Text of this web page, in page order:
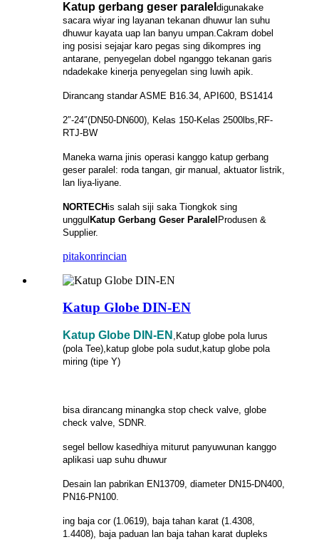
Katup gerbang geser paralel digunakake
sacara wiyar ing layanan tekanan dhuwur lan suhu
dhuwur kayata uap lan banyu umpan. Cakram dobel
ing posisi sejajar karo pegas sing dikompres ing
antarane, penyegelan dobel nganggo tekanan garis
ndadekake kinerja penyegelan sing luwih apik.
Dirancang standar ASME B16.34, API600, BS1414
2″-24″(DN50-DN600), Kelas 150-Kelas 2500lbs, RF-
RTJ-BW
Maneka warna jinis operasi kanggo katup gerbang
geser paralel: roda tangan, gir manual, aktuator listrik,
lan liya-liyane.
NORTECHis salah siji saka Tiongkok sing
unggulKatup Gerbang Geser ParalelProdusen &
Supplier.
pitakonrincian
Katup Globe DIN-EN
Katup Globe DIN-EN ,Katup globe pola lurus
(pola Tee),katup globe pola sudut,katup globe pola
miring (tipe Y)
bisa dirancang minangka stop check valve, globe
check valve, SDNR.
segel bellow kasedhiya miturut panyuwunan kanggo
aplikasi uap suhu dhuwur
Desain lan pabrikan EN13709, diameter DN15-DN400,
PN16-PN100.
ing baja cor (1.0619), baja tahan karat (1.4308,
1.4408), baja paduan lan baja tahan karat dupleks